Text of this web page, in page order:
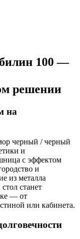
100 —
решении
на
черный / черный
и
с эффектом
и
из металла
станет
— от
или кабинета.